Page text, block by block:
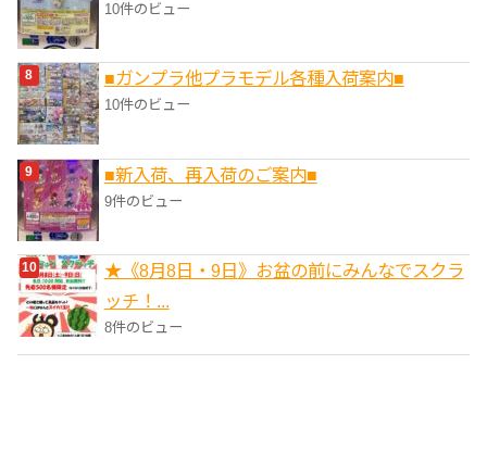
10件のビュー
■ガンプラ他プラモデル各種入荷案内■
10件のビュー
■新入荷、再入荷のご案内■
9件のビュー
★《8月8日・9日》お盆の前にみんなでスクラ
ッチ！...
8件のビュー